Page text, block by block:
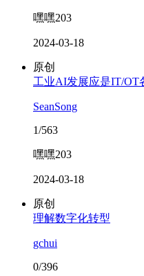
嘿嘿203
2024-03-18
原创
工业AI发展应是IT/OT
SeanSong
1/563
嘿嘿203
2024-03-18
原创
理解数字化转型
gchui
0/396